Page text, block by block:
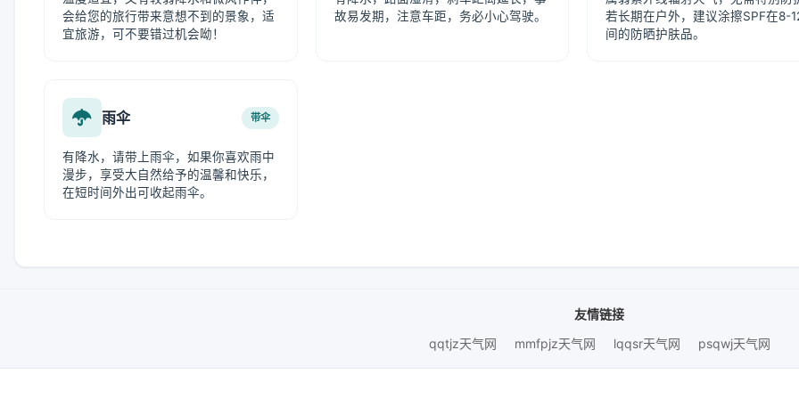
会给您的旅行带来意想不到的景象，适
宜旅游，可不要错过机会呦！
故易发期，注意车距，务必小心驾驶。
若长期在户外，建议涂擦SPF在8-
间的防晒护肤品。
雨伞 带伞
有降水，请带上雨伞，如果你喜欢雨中
漫步，享受大自然给予的温馨和快乐，
在短时间外出可收起雨伞。
友情链接
qqtjz天气网
mmfpjz天气网 lqqsr天气网 psqwj天气网